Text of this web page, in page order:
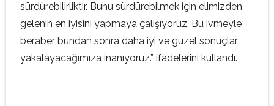
sürdürebilirliktir. Bunu sürdürebilmek için elimizden
gelenin en iyisini yapmaya çalışıyoruz. Bu ivmeyle
beraber bundan sonra daha iyi ve güzel sonuçlar
yakalayacağımıza inanıyoruz.” ifadelerini kullandı.